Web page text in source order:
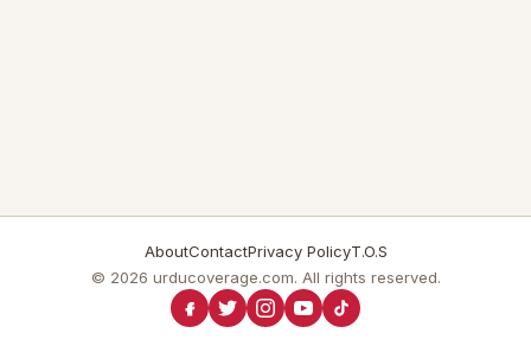
AboutContactPrivacy PolicyT.O.S
© 2026 urducoverage.com. All rights reserved.